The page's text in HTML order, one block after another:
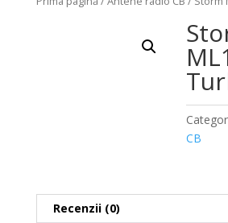
CB
Recenzii (0)